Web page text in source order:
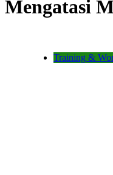
Mengatasi
Training &